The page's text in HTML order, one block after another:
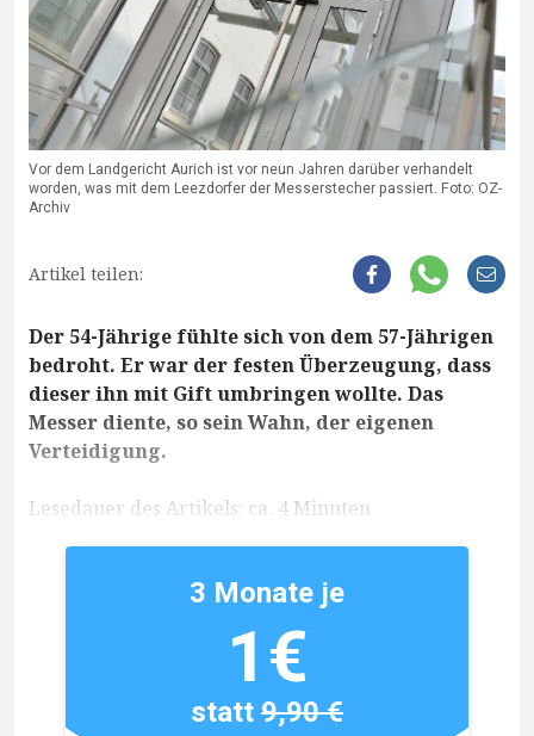
Vor dem Landgericht Aurich ist vor neun Jahren darüber verhandelt
worden, was mit dem Leezdorfer der Messerstecher passiert. Foto: OZ-
Archiv
Artikel teilen:
Der 54-Jährige fühlte sich von dem 57-Jährigen
bedroht. Er war der festen Überzeugung, dass
dieser ihn mit Gift umbringen wollte. Das
Messer diente, so sein Wahn, der eigenen
Verteidigung.
Lesedauer des Artikels: ca. 4 Minuten
3 Monate je
1€
statt9,90 €